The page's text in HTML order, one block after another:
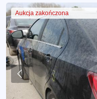
Aukcja zakończona